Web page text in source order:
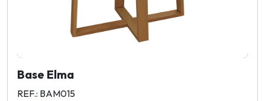
Base Elma
REF.: BAM015